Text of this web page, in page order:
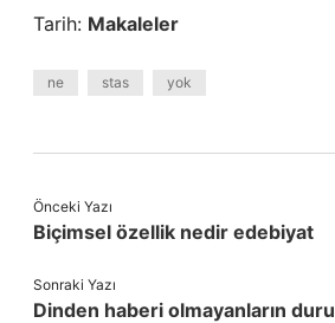
Tarih: Makaleler
ne stas yok
Önceki Yazı
Biçimsel özellik nedir edebiyat
Sonraki Yazı
Dinden haberi olmayanların